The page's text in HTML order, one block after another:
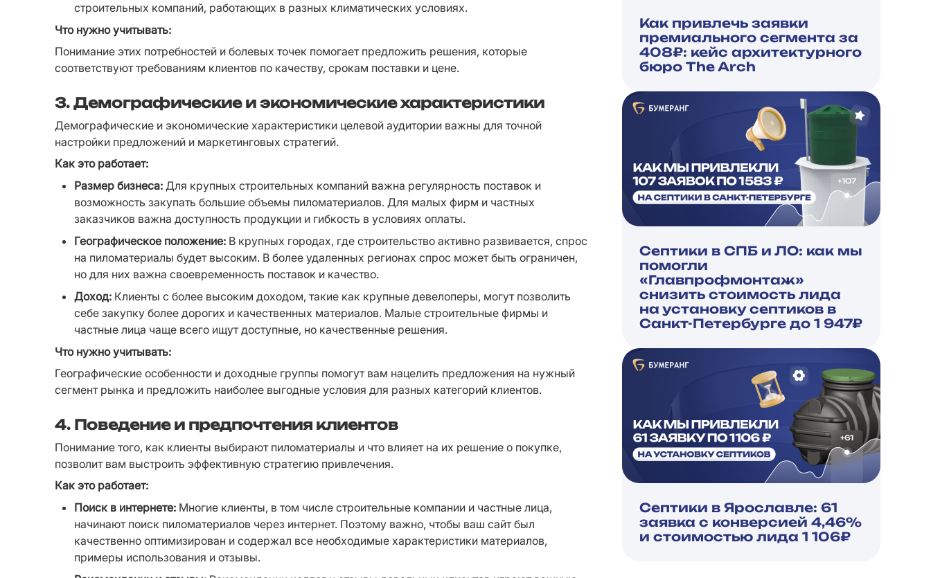
строительных компаний, работающих в разных климатических условиях.
Что нужно учитывать:
Понимание этих потребностей и болевых точек помогает предложить решения, которые
соответствуют требованиям клиентов по качеству, срокам поставки и цене.
3. Демографические и экономические характеристики
Демографические и экономические характеристики целевой аудитории важны для точной
настройки предложений и маркетинговых стратегий.
Как это работает:
Размер бизнеса: Для крупных строительных компаний важна регулярность поставок и
возможность закупать большие объемы пиломатериалов. Для малых фирм и частных
заказчиков важна доступность продукции и гибкость в условиях оплаты.
Географическое положение: В крупных городах, где строительство активно развивается, спрос
на пиломатериалы будет высоким. В более удаленных регионах спрос может быть ограничен,
но для них важна своевременность поставок и качество.
Доход: Клиенты с более высоким доходом, такие как крупные девелоперы, могут позволить
себе закупку более дорогих и качественных материалов. Малые строительные фирмы и
частные лица чаще всего ищут доступные, но качественные решения.
Что нужно учитывать:
Географические особенности и доходные группы помогут вам нацелить предложения на нужный
сегмент рынка и предложить наиболее выгодные условия для разных категорий клиентов.
4. Поведение и предпочтения клиентов
Понимание того, как клиенты выбирают пиломатериалы и что влияет на их решение о покупке,
позволит вам выстроить эффективную стратегию привлечения.
Как это работает:
Поиск в интернете: Многие клиенты, в том числе строительные компании и частные лица,
начинают поиск пиломатериалов через интернет. Поэтому важно, чтобы ваш сайт был
качественно оптимизирован и содержал все необходимые характеристики материалов,
примеры использования и отзывы.
Как привлечь заявки
премиального сегмента за
408₽: кейс архитектурного
бюро The Arch
Септики в СПБ и ЛО: как мы
помогли
«Главпрофмонтаж»
снизить стоимость лида
на установку септиков в
Санкт-Петербурге до 1 947₽
Септики в Ярославле: 61
заявка с конверсией 4,46%
и стоимостью лида 1 106₽